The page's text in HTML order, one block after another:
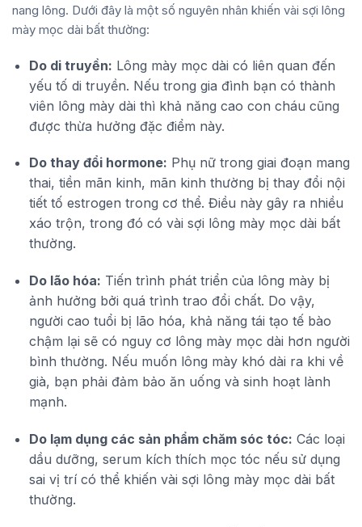
nang lông. Dưới đây là một số nguyên nhân khiến vài sợi lông
mày mọc dài bất thường:
Do di truyền: Lông mày mọc dài có liên quan đến
yếu tố di truyền. Nếu trong gia đình bạn có thành
viên lông mày dài thì khả năng cao con cháu cũng
được thừa hưởng đặc điểm này.
Do thay đổi hormone: Phụ nữ trong giai đoạn mang
thai, tiền mãn kinh, mãn kinh thường bị thay đổi nội
tiết tố estrogen trong cơ thể. Điều này gây ra nhiều
xáo trộn, trong đó có vài sợi lông mày mọc dài bất
thường.
Do lão hóa: Tiến trình phát triển của lông mày bị
ảnh hưởng bởi quá trình trao đổi chất. Do vậy,
người cao tuổi bị lão hóa, khả năng tái tạo tế bào
chậm lại sẽ có nguy cơ lông mày mọc dài hơn người
bình thường. Nếu muốn lông mày khó dài ra khi về
già, bạn phải đảm bảo ăn uống và sinh hoạt lành
mạnh.
Do lạm dụng các sản phẩm chăm sóc tóc: Các loại
dầu dưỡng, serum kích thích mọc tóc nếu sử dụng
sai vị trí có thể khiến vài sợi lông mày mọc dài bất
thường.